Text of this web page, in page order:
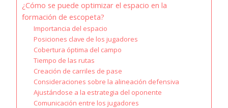
¿Cómo se puede optimizar el espacio en la
formación de escopeta?
Importancia del espacio
Posiciones clave de los jugadores
Cobertura óptima del campo
Tiempo de las rutas
Creación de carriles de pase
Consideraciones sobre la alineación defensiva
Ajustándose a la estrategia del oponente
Comunicación entre los jugadores